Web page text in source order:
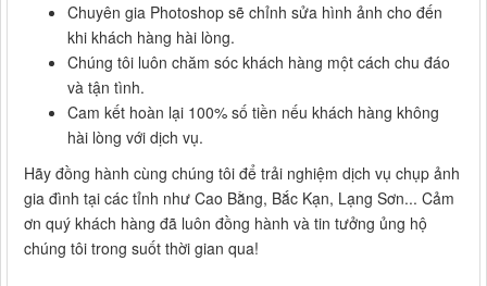
Chuyên gia Photoshop sẽ chỉnh sửa hình ảnh cho đến
khi khách hàng hài lòng.
Chúng tôi luôn chăm sóc khách hàng một cách chu đáo
và tận tình.
Cam kết hoàn lại 100% số tiền nếu khách hàng không
hài lòng với dịch vụ.
Hãy đồng hành cùng chúng tôi để trải nghiệm dịch vụ chụp ảnh
gia đình tại các tỉnh như Cao Bằng, Bắc Kạn, Lạng Sơn... Cảm
ơn quý khách hàng đã luôn đồng hành và tin tưởng ủng hộ
chúng tôi trong suốt thời gian qua!